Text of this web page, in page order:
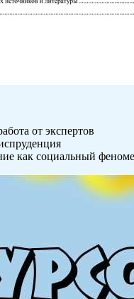
от экспертов
как социальный